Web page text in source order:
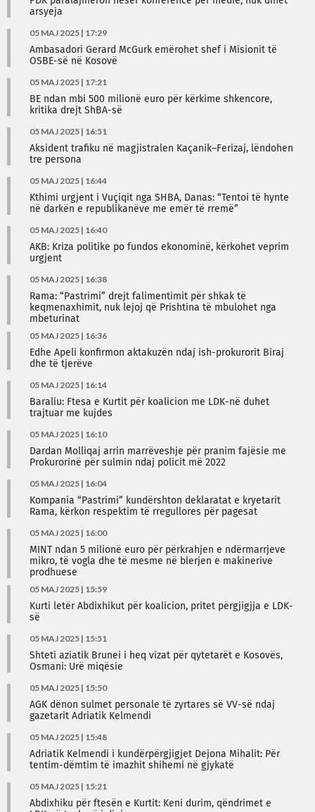
arsyeja
05 MAJ 2025 | 17:29
Ambasadori Gerard McGurk emërohet shef i Misionit të
OSBE-së në Kosovë
05 MAJ 2025 | 17:21
BE ndan mbi 500 milionë euro për kërkime shkencore,
kritika drejt ShBA-së
05 MAJ 2025 | 16:51
Aksident trafiku në magjistralen Kaçanik–Ferizaj, lëndohen
tre persona
05 MAJ 2025 | 16:44
Kthimi urgjent i Vuçiqit nga SHBA, Danas: “Tentoi të hynte
në darkën e republikanëve me emër të rremë”
05 MAJ 2025 | 16:40
AKB: Kriza politike po fundos ekonominë, kërkohet veprim
urgjent
05 MAJ 2025 | 16:38
Rama: “Pastrimi” drejt falimentimit për shkak të
keqmenaxhimit, nuk lejoj që Prishtina të mbulohet nga
mbeturinat
05 MAJ 2025 | 16:36
Edhe Apeli konfirmon aktakuzën ndaj ish-prokurorit Biraj
dhe të tjerëve
05 MAJ 2025 | 16:14
Baraliu: Ftesa e Kurtit për koalicion me LDK-në duhet
trajtuar me kujdes
05 MAJ 2025 | 16:10
Dardan Molliqaj arrin marrëveshje për pranim fajësie me
Prokurorinë për sulmin ndaj policit më 2022
05 MAJ 2025 | 16:04
Kompania “Pastrimi” kundërshton deklaratat e kryetarit
Rama, kërkon respektim të rregullores për pagesat
05 MAJ 2025 | 16:00
MINT ndan 5 milionë euro për përkrahjen e ndërmarrjeve
mikro, të vogla dhe të mesme në blerjen e makinerive
prodhuese
05 MAJ 2025 | 15:59
Kurti letër Abdixhikut për koalicion, pritet përgjigjja e LDK-
së
05 MAJ 2025 | 15:51
Shteti aziatik Brunei i heq vizat për qytetarët e Kosovës,
Osmani: Urë miqësie
05 MAJ 2025 | 15:50
AGK dënon sulmet personale të zyrtares së VV-së ndaj
gazetarit Adriatik Kelmendi
05 MAJ 2025 | 15:48
Adriatik Kelmendi i kundërpërgjigjet Dejona Mihalit: Për
tentim-dëmtim të imazhit shihemi në gjykatë
05 MAJ 2025 | 15:21
Abdixhiku për ftesën e Kurtit: Keni durim, qëndrimet e